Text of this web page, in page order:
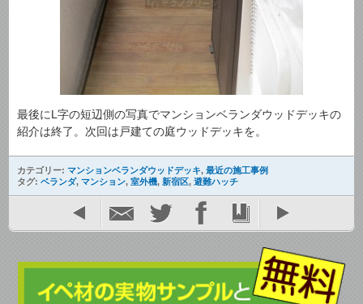
最後にL字の短辺側の写真でマンションベランダウッドデッキの
紹介は終了。次回は戸建ての庭ウッドデッキを。
カテゴリー: マンションベランダウッドデッキ, 最近の施工事例
タグ: ベランダ, マンション, 室外機, 新宿区, 避難ハッチ